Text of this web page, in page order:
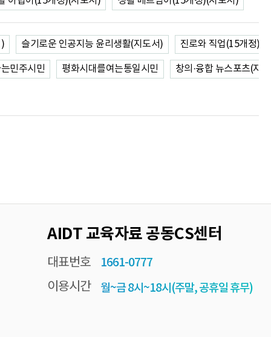
슬기로운 인공지능 윤리생활(지도서) 진로와 직업(15개정)(
민주시민 평화시대를여는통일시민 창의·융합 뉴스포츠(지
AIDT 교육자료 공동CS센터
대표번호
1661-0777
이용시간
월~금 8시~18시(주말, 공휴일 휴무)